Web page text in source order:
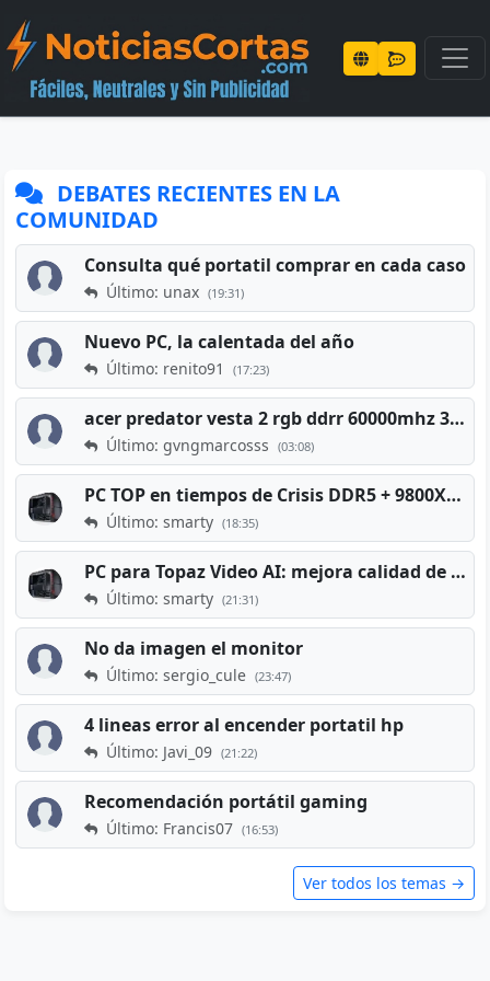
DEBATES RECIENTES EN LA
COMUNIDAD
Consulta qué portatil comprar en cada caso
Último: unax (19:31)
Nuevo PC, la calentada del año
Último: renito91 (17:23)
acer predator vesta 2 rgb ddrr 60000mhz 32gb x2 16gb
Último: gvngmarcosss (03:08)
PC TOP en tiempos de Crisis DDR5 + 9800X3D + RTX 5080 [2026][2400€]
Último: smarty (18:35)
PC para Topaz Video AI: mejora calidad de vídeos viejos
Último: smarty (21:31)
No da imagen el monitor
Último: sergio_cule (23:47)
4 lineas error al encender portatil hp
Último: Javi_09 (21:22)
Recomendación portátil gaming
Último: Francis07 (16:53)
Ver todos los temas →